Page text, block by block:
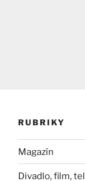
RUBRIKY
Magazín
Divadlo, film,